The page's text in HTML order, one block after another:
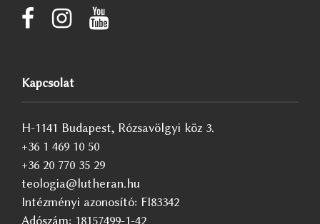
Kapcsolat
H-1141 Budapest, Rózsavölgyi köz 3.
+36 1 469 10 50
+36 20 770 35 29
teologia@lutheran.hu
Intézményi azonosító: FI83342
Adószám: 18157499-1-42